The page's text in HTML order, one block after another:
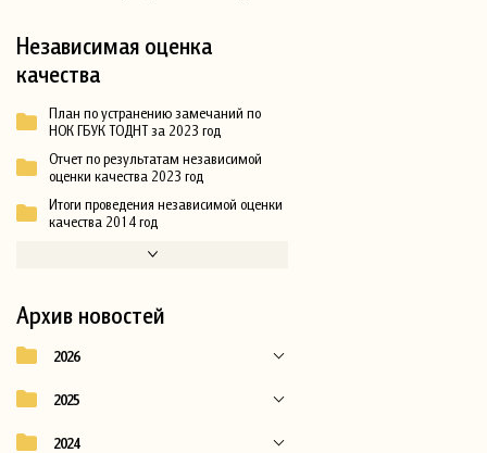
Независимая оценка
качества
План по устранению замечаний по
НОК ГБУК ТОДНТ за 2023 год
Отчет по результатам независимой
оценки качества 2023 год
Итоги проведения независимой оценки
качества 2014 год
Архив новостей
2026
2025
2024